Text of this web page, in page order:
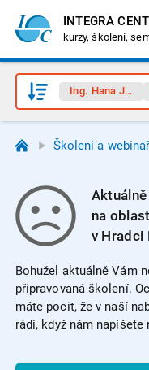
INTEGRA
kurzy, školení,
Ing. Hana
Školení a
na
v Hradci
Bohužel aktuálně Vám
připravovaná školení.
máte pocit, že v naší
rádi, když nám napíšete